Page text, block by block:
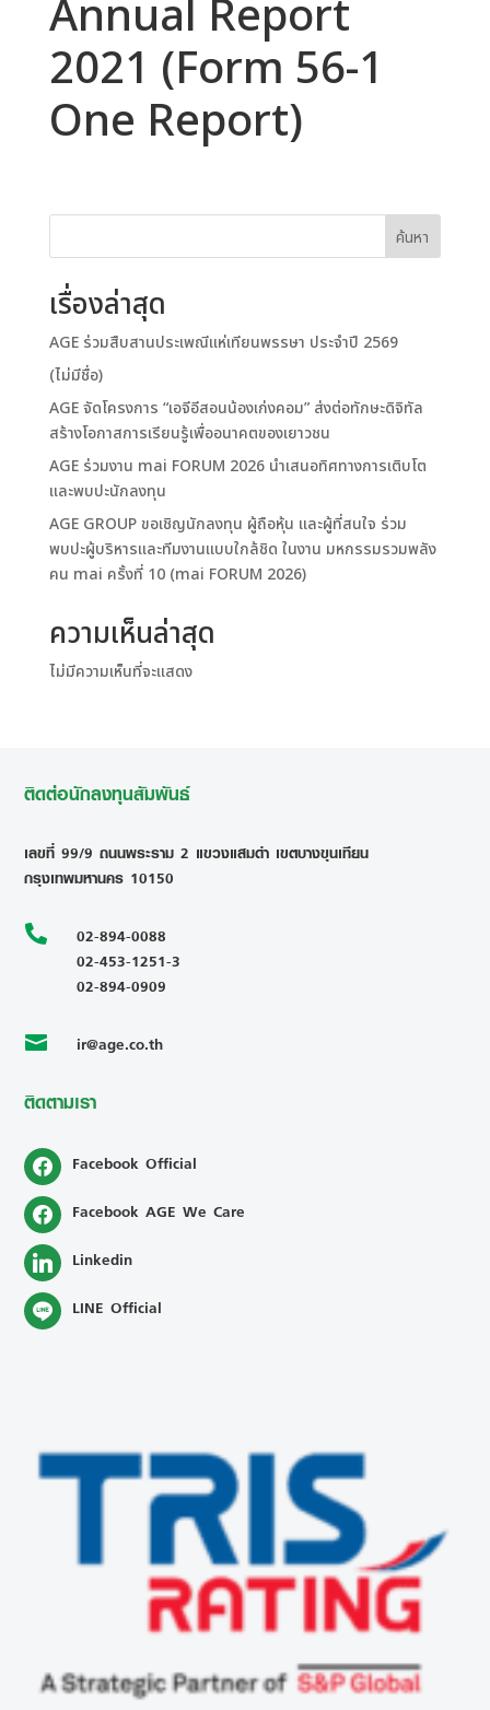
Annual Report
2021 (Form 56-1
One Report)
ค้นหา
เรื่องล่าสุด
AGE ร่วมสืบสานประเพณีแห่เทียนพรรษา ประจำปี 2569
(ไม่มีชื่อ)
AGE จัดโครงการ “เอจีอีสอนน้องเก่งคอม” ส่งต่อทักษะดิจิทัล
สร้างโอกาสการเรียนรู้เพื่ออนาคตของเยาวชน
AGE ร่วมงาน mai FORUM 2026 นำเสนอทิศทางการเติบโต
และพบปะนักลงทุน
AGE GROUP ขอเชิญนักลงทุน ผู้ถือหุ้น และผู้ที่สนใจ ร่วม
พบปะผู้บริหารและทีมงานแบบใกล้ชิด ในงาน มหกรรมรวมพลัง
คน mai ครั้งที่ 10 (mai FORUM 2026)
ความเห็นล่าสุด
ไม่มีความเห็นที่จะแสดง
ติดต่อนักลงทุนสัมพันธ์
เลขที่ 99/9 ถนนพระราม 2 แขวงแสมดำ เขตบางขุนเทียน
กรุงเทพมหานคร 10150

02-894-0088
02-453-1251-3
02-894-0909
 ir@age.co.th
ติดตามเรา
Facebook Official
Facebook AGE We Care
Linkedin
LINE Official